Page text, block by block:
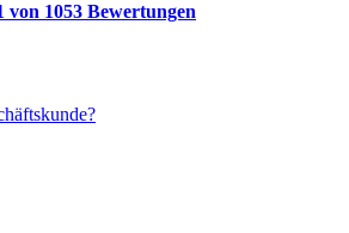
von 1053 Bewertungen